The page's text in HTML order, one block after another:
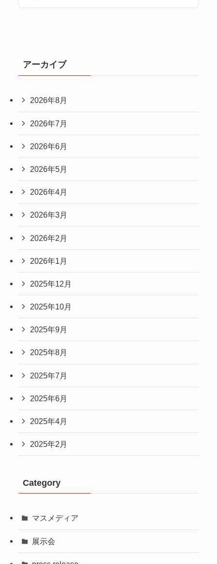
アーカイブ
2026年8月
2026年7月
2026年6月
2026年5月
2026年4月
2026年3月
2026年2月
2026年1月
2025年12月
2025年10月
2025年9月
2025年8月
2025年7月
2025年6月
2025年4月
2025年2月
Category
マスメディア
展示会